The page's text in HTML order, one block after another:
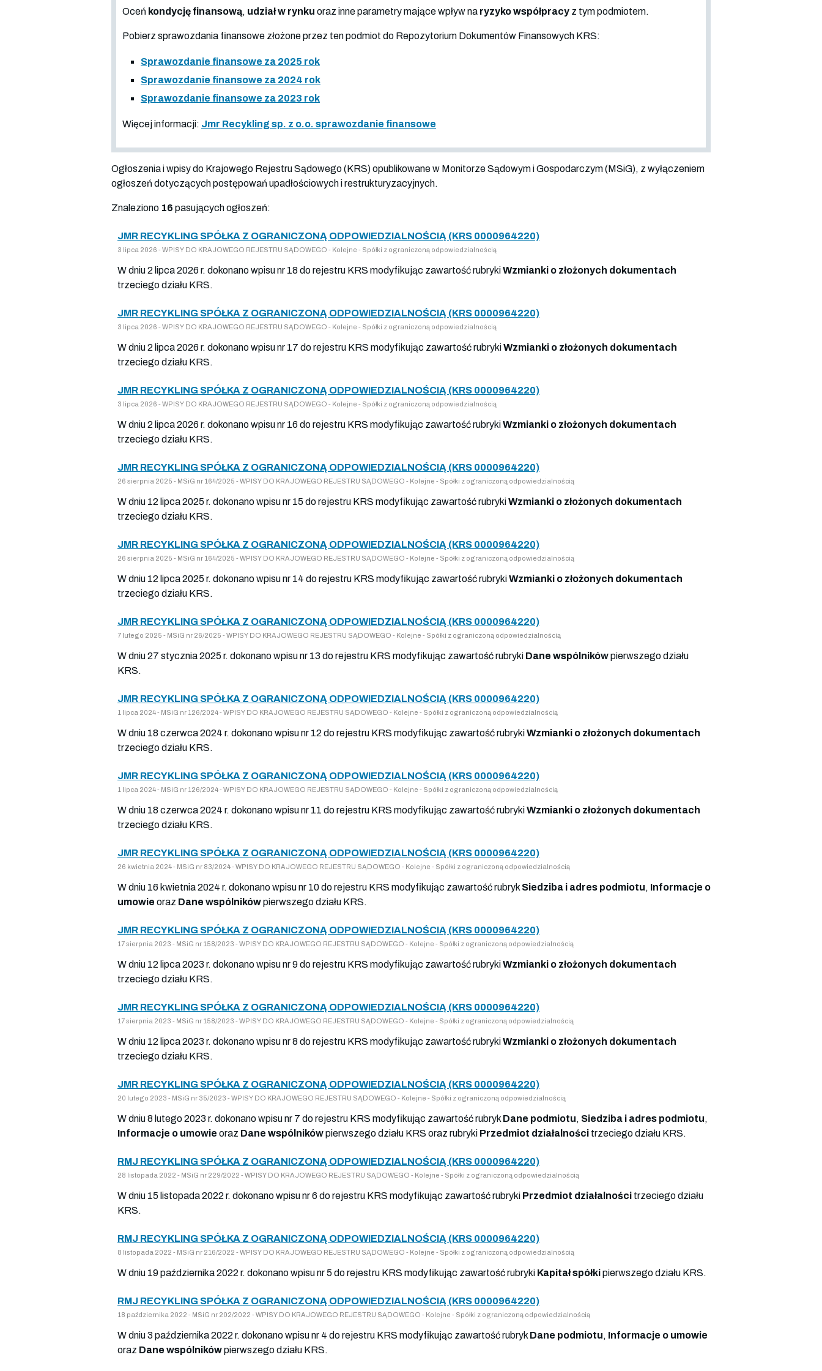
Oceń kondycję finansową, udział w rynku oraz inne parametry mające wpływ na ryzyko współpracy z tym podmiotem.
Pobierz sprawozdania finansowe złożone przez ten podmiot do Repozytorium Dokumentów Finansowych KRS:
Sprawozdanie finansowe za 2025 rok
Sprawozdanie finansowe za 2024 rok
Sprawozdanie finansowe za 2023 rok
Więcej informacji: Jmr Recykling sp. z o.o. sprawozdanie finansowe
Ogłoszenia i wpisy do Krajowego Rejestru Sądowego (KRS) opublikowane w Monitorze Sądowym i Gospodarczym (MSiG), z wyłączeniem
ogłoszeń dotyczących postępowań upadłościowych i restrukturyzacyjnych.
Znaleziono 16 pasujących ogłoszeń:
JMR RECYKLING SPÓŁKA Z OGRANICZONĄ ODPOWIEDZIALNOŚCIĄ (KRS 0000964220)
3 lipca 2026 - WPISY DO KRAJOWEGO REJESTRU SĄDOWEGO - Kolejne - Spółki z ograniczoną odpowiedzialnością
W dniu 2 lipca 2026 r. dokonano wpisu nr 18 do rejestru KRS modyfikując zawartość rubrykiWzmianki o złożonych dokumentach
trzeciego działu KRS.
JMR RECYKLING SPÓŁKA Z OGRANICZONĄ ODPOWIEDZIALNOŚCIĄ (KRS 0000964220)
3 lipca 2026 - WPISY DO KRAJOWEGO REJESTRU SĄDOWEGO - Kolejne - Spółki z ograniczoną odpowiedzialnością
W dniu 2 lipca 2026 r. dokonano wpisu nr 17 do rejestru KRS modyfikując zawartość rubrykiWzmianki o złożonych dokumentach
trzeciego działu KRS.
JMR RECYKLING SPÓŁKA Z OGRANICZONĄ ODPOWIEDZIALNOŚCIĄ (KRS 0000964220)
3 lipca 2026 - WPISY DO KRAJOWEGO REJESTRU SĄDOWEGO - Kolejne - Spółki z ograniczoną odpowiedzialnością
W dniu 2 lipca 2026 r. dokonano wpisu nr 16 do rejestru KRS modyfikując zawartość rubrykiWzmianki o złożonych dokumentach
trzeciego działu KRS.
JMR RECYKLING SPÓŁKA Z OGRANICZONĄ ODPOWIEDZIALNOŚCIĄ (KRS 0000964220)
26 sierpnia 2025 - MSiG nr 164/2025 - WPISY DO KRAJOWEGO REJESTRU SĄDOWEGO - Kolejne - Spółki z ograniczoną odpowiedzialnością
W dniu 12 lipca 2025 r. dokonano wpisu nr 15 do rejestru KRS modyfikując zawartość rubrykiWzmianki o złożonych dokumentach
trzeciego działu KRS.
JMR RECYKLING SPÓŁKA Z OGRANICZONĄ ODPOWIEDZIALNOŚCIĄ (KRS 0000964220)
26 sierpnia 2025 - MSiG nr 164/2025 - WPISY DO KRAJOWEGO REJESTRU SĄDOWEGO - Kolejne - Spółki z ograniczoną odpowiedzialnością
W dniu 12 lipca 2025 r. dokonano wpisu nr 14 do rejestru KRS modyfikując zawartość rubrykiWzmianki o złożonych dokumentach
trzeciego działu KRS.
JMR RECYKLING SPÓŁKA Z OGRANICZONĄ ODPOWIEDZIALNOŚCIĄ (KRS 0000964220)
7 lutego 2025 - MSiG nr 26/2025 - WPISY DO KRAJOWEGO REJESTRU SĄDOWEGO - Kolejne - Spółki z ograniczoną odpowiedzialnością
W dniu 27 stycznia 2025 r. dokonano wpisu nr 13 do rejestru KRS modyfikując zawartość rubryki Dane wspólnikówpierwszego działu
KRS.
JMR RECYKLING SPÓŁKA Z OGRANICZONĄ ODPOWIEDZIALNOŚCIĄ (KRS 0000964220)
1 lipca 2024 - MSiG nr 126/2024 - WPISY DO KRAJOWEGO REJESTRU SĄDOWEGO - Kolejne - Spółki z ograniczoną odpowiedzialnością
W dniu 18 czerwca 2024 r. dokonano wpisu nr 12 do rejestru KRS modyfikując zawartość rubrykiWzmianki o złożonych dokumentach
trzeciego działu KRS.
JMR RECYKLING SPÓŁKA Z OGRANICZONĄ ODPOWIEDZIALNOŚCIĄ (KRS 0000964220)
1 lipca 2024 - MSiG nr 126/2024 - WPISY DO KRAJOWEGO REJESTRU SĄDOWEGO - Kolejne - Spółki z ograniczoną odpowiedzialnością
W dniu 18 czerwca 2024 r. dokonano wpisu nr 11 do rejestru KRS modyfikując zawartość rubrykiWzmianki o złożonych dokumentach
trzeciego działu KRS.
JMR RECYKLING SPÓŁKA Z OGRANICZONĄ ODPOWIEDZIALNOŚCIĄ (KRS 0000964220)
26 kwietnia 2024 - MSiG nr 83/2024 - WPISY DO KRAJOWEGO REJESTRU SĄDOWEGO - Kolejne - Spółki z ograniczoną odpowiedzialnością
W dniu 16 kwietnia 2024 r. dokonano wpisu nr 10 do rejestru KRS modyfikując zawartość rubryk Siedziba i adres podmiotu, Informacje o
umowie oraz Dane wspólnikówpierwszego działu KRS.
JMR RECYKLING SPÓŁKA Z OGRANICZONĄ ODPOWIEDZIALNOŚCIĄ (KRS 0000964220)
17 sierpnia 2023 - MSiG nr 158/2023 - WPISY DO KRAJOWEGO REJESTRU SĄDOWEGO - Kolejne - Spółki z ograniczoną odpowiedzialnością
W dniu 12 lipca 2023 r. dokonano wpisu nr 9 do rejestru KRS modyfikując zawartość rubrykiWzmianki o złożonych dokumentach
trzeciego działu KRS.
JMR RECYKLING SPÓŁKA Z OGRANICZONĄ ODPOWIEDZIALNOŚCIĄ (KRS 0000964220)
17 sierpnia 2023 - MSiG nr 158/2023 - WPISY DO KRAJOWEGO REJESTRU SĄDOWEGO - Kolejne - Spółki z ograniczoną odpowiedzialnością
W dniu 12 lipca 2023 r. dokonano wpisu nr 8 do rejestru KRS modyfikując zawartość rubrykiWzmianki o złożonych dokumentach
trzeciego działu KRS.
JMR RECYKLING SPÓŁKA Z OGRANICZONĄ ODPOWIEDZIALNOŚCIĄ (KRS 0000964220)
20 lutego 2023 - MSiG nr 35/2023 - WPISY DO KRAJOWEGO REJESTRU SĄDOWEGO - Kolejne - Spółki z ograniczoną odpowiedzialnością
W dniu 8 lutego 2023 r. dokonano wpisu nr 7 do rejestru KRS modyfikując zawartość rubryk Dane podmiotu, Siedziba i adres podmiotu,
Informacje o umowie oraz Dane wspólnikówpierwszego działu KRS oraz rubryki Przedmiot działalności trzeciego działu KRS.
RMJ RECYKLING SPÓŁKA Z OGRANICZONĄ ODPOWIEDZIALNOŚCIĄ (KRS 0000964220)
28 listopada 2022 - MSiG nr 229/2022 - WPISY DO KRAJOWEGO REJESTRU SĄDOWEGO - Kolejne - Spółki z ograniczoną odpowiedzialnością
W dniu 15 listopada 2022 r. dokonano wpisu nr 6 do rejestru KRS modyfikując zawartość rubryki Przedmiot działalności trzeciego działu
KRS.
RMJ RECYKLING SPÓŁKA Z OGRANICZONĄ ODPOWIEDZIALNOŚCIĄ (KRS 0000964220)
8 listopada 2022 - MSiG nr 216/2022 - WPISY DO KRAJOWEGO REJESTRU SĄDOWEGO - Kolejne - Spółki z ograniczoną odpowiedzialnością
W dniu 19 października 2022 r. dokonano wpisu nr 5 do rejestru KRS modyfikując zawartość rubryki Kapitał spółkipierwszego działu KRS.
RMJ RECYKLING SPÓŁKA Z OGRANICZONĄ ODPOWIEDZIALNOŚCIĄ (KRS 0000964220)
18 października 2022 - MSiG nr 202/2022 - WPISY DO KRAJOWEGO REJESTRU SĄDOWEGO - Kolejne - Spółki z ograniczoną odpowiedzialnością
W dniu 3 października 2022 r. dokonano wpisu nr 4 do rejestru KRS modyfikując zawartość rubryk Dane podmiotu, Informacje o umowie
oraz Dane wspólnikówpierwszego działu KRS.